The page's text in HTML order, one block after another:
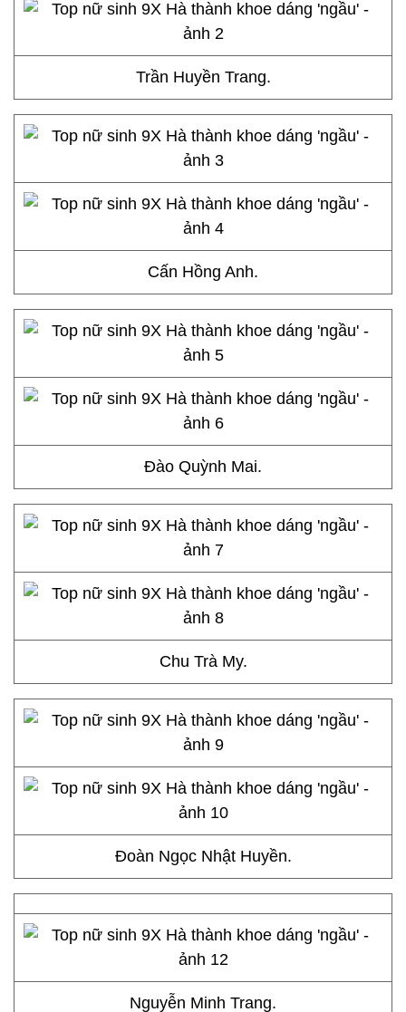
Trần Huyền Trang.
Cấn Hồng Anh.
Đào Quỳnh Mai.
Chu Trà My.
Đoàn Ngọc Nhật Huyền.
Nguyễn Minh Trang.